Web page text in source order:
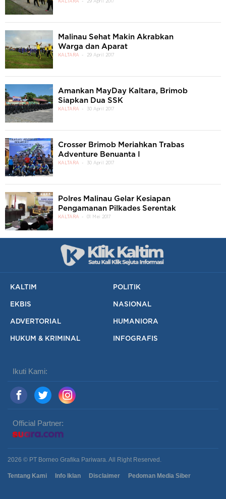
KALTARA 29 April 2017
Malinau Sehat Makin Akrabkan
Warga dan Aparat
KALTARA 29 April 2017
Amankan MayDay Kaltara, Brimob
Siapkan Dua SSK
KALTARA 30 April 2017
Crosser Brimob Meriahkan Trabas
Adventure Benuanta I
KALTARA 30 April 2017
Polres Malinau Gelar Kesiapan
Pengamanan Pilkades Serentak
KALTARA 01 Mei 2017
KALTIM POLITIK
EKBIS NASIONAL
ADVERTORIAL HUMANIORA
HUKUM & KRIMINAL INFOGRAFIS
Ikuti Kami:
Official Partner:
2026 © PT Borneo Grafika Pariwara. All Right Reserved.
Tentang Kami Info Iklan Disclaimer Pedoman Media Siber